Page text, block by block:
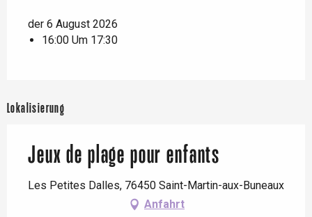
der 6 August 2026
16:00 Um 17:30
Lokalisierung
Jeux de plage pour enfants
Les Petites Dalles, 76450 Saint-Martin-aux-Buneaux
Anfahrt